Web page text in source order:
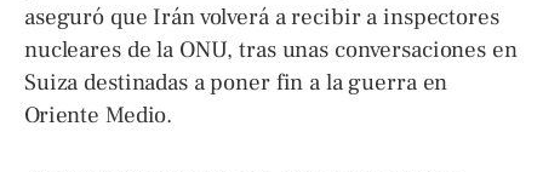
aseguró que Irán volverá a recibir a inspectores
nucleares de la ONU, tras unas conversaciones en
Suiza destinadas a poner fin a la guerra en
Oriente Medio.